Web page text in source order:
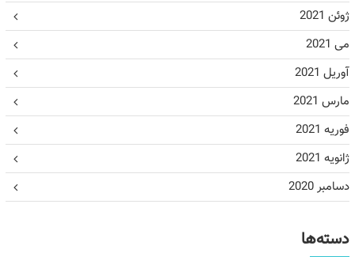
ژوئن 2021
می 2021
آوریل 2021
مارس 2021
فوریه 2021
ژانویه 2021
دسامبر 2020
دسته‌ها